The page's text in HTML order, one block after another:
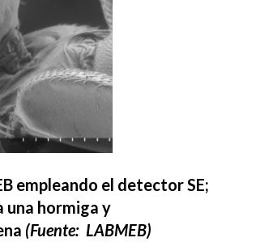
empleando el detector SE;
una hormiga y
(Fuente: LABMEB)